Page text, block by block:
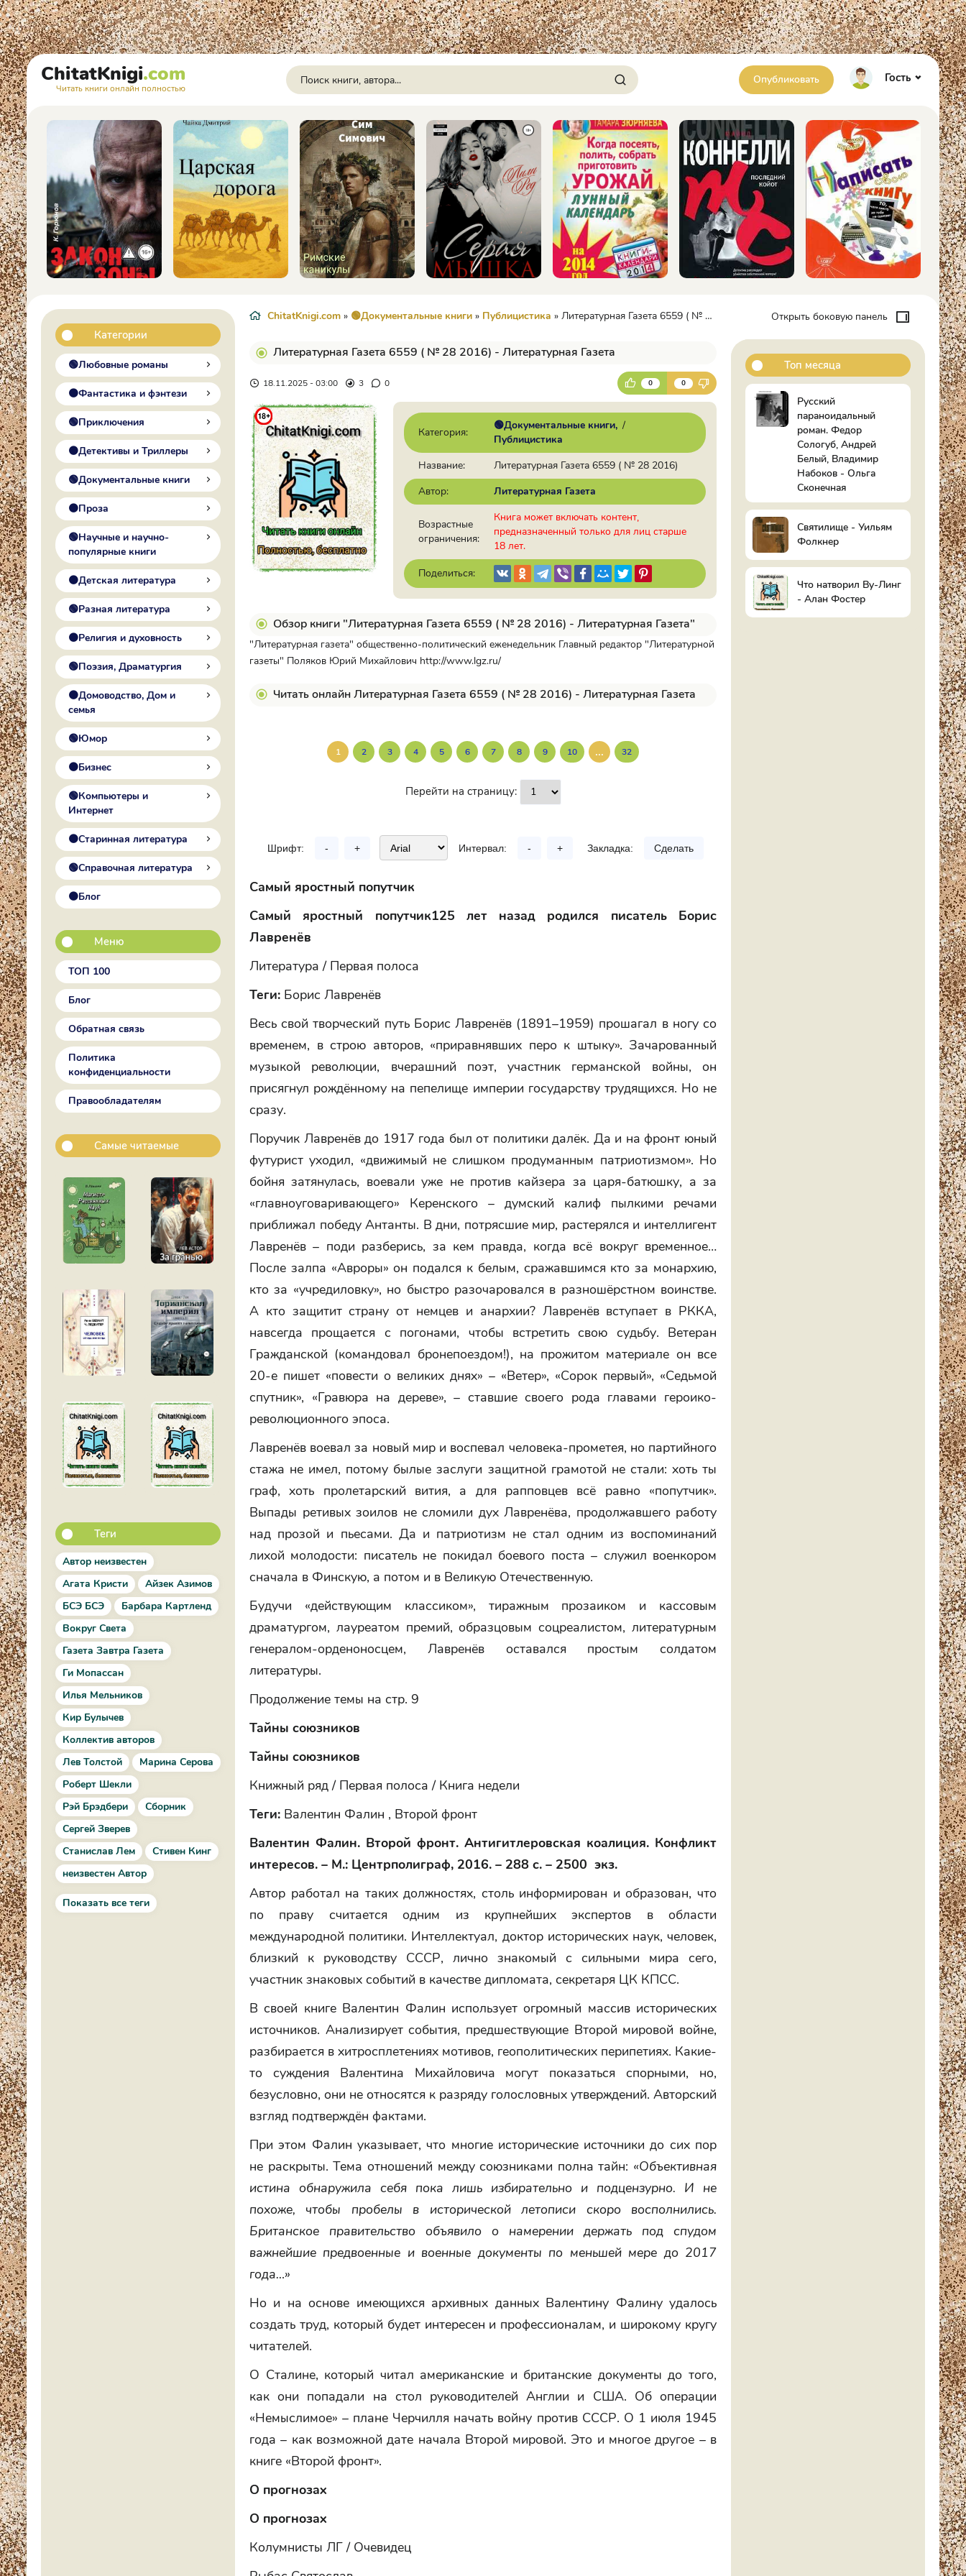
ChitatKnigi.com
Читать книги онлайн полностью
Опубликовать Гость
Категории
🟢Любовные романы
🟠Фантастика и фэнтези
🟢Приключения
🟠Детективы и Триллеры
🟢Документальные книги
🟠Проза
🟢Научные и научно-
популярные книги
🟠Детская литература
🟢Разная литература
🟠Религия и духовность
🟢Поэзия, Драматургия
🟠Домоводство, Дом и
семья
🟢Юмор
🟠Бизнес
🟢Компьютеры и
Интернет
🟠Старинная литература
🟢Справочная литература
🟠Блог
Меню
ТОП 100
Блог
Обратная связь
Политика
конфиденциальности
Правообладателям
Самые читаемые
Теги
Автор неизвестен
Агата Кристи
Айзек Азимов
БСЭ БСЭ
Барбара Картленд
Вокруг Света
Газета Завтра Газета
Ги Мопассан
Илья Мельников
Кир Булычев
Коллектив авторов
Лев Толстой
Марина Серова
Роберт Шекли
Рэй Брэдбери
Сборник
Сергей Зверев
Станислав Лем
Стивен Кинг
неизвестен Автор
Показать все теги
ChitatKnigi.com » 🟢Документальные книги » Публицистика » Литературная Газета 6559 ( № 28 2016) - Литературная Газета
Литературная Газета 6559 ( № 28 2016) - Литературная Газета
18.11.2025 - 03:00 3 0 0 0
Категория:
🟢Документальные книги /
Публицистика
Название:
Литературная Газета 6559 ( № 28 2016)
Автор:
Литературная Газета
Возрастные
ограничения:
Книга может включать контент,
предназначенный только для лиц старше
18 лет.
Поделиться:
Обзор книги "Литературная Газета 6559 ( № 28 2016) - Литературная Газета"
"Литературная газета" общественно-политический еженедельник Главный редактор "Литературной
газеты" Поляков Юрий Михайлович http://www.lgz.ru/
Читать онлайн Литературная Газета 6559 ( № 28 2016) - Литературная Газета
1 2 3 4 5 6 7 8 9 10 ... 32
Перейти на страницу:
Шрифт: - + Интервал: - + Закладка: Сделать
Cамый яростный попутчик
Cамый яростный попутчик125 лет назад родился писатель Борис
Лавренёв
Литература / Первая полоса
Теги: Борис Лавренёв
Весь свой творческий путь Борис Лавренёв (1891–1959) прошагал в ногу со
временем, в строю авторов, «приравнявших перо к штыку». Зачарованный
музыкой революции, вчерашний поэт, участник германской войны, он
присягнул рождённому на пепелище империи государству трудящихся. Но не
сразу.
Поручик Лавренёв до 1917 года был от политики далёк. Да и на фронт юный
футурист уходил, «движимый не слишком продуманным патриотизмом». Но
бойня затянулась, воевали уже не против кайзера за царя-батюшку, а за
«главноуговаривающего» Керенского – думский калиф пылкими речами
приближал победу Антанты. В дни, потрясшие мир, растерялся и интеллигент
Лавренёв – поди разберись, за кем правда, когда всё вокруг временное…
После залпа «Авроры» он подался к белым, сражавшимся кто за монархию,
кто за «учредиловку», но быстро разочаровался в разношёрстном воинстве.
А кто защитит страну от немцев и анархии? Лавренёв вступает в РККА,
навсегда прощается с погонами, чтобы встретить свою судьбу. Ветеран
Гражданской (командовал бронепоездом!), на прожитом мате­риале он все
20-е пишет «повести о великих днях» – «Ветер», «Сорок первый», «Седьмой
спутник», «Гравюра на дереве», – ставшие своего рода главами героико-
революционного эпоса.
Лавренёв воевал за новый мир и воспевал человека-прометея, но партийного
стажа не имел, потому былые заслуги защитной грамотой не стали: хоть ты
граф, хоть пролетарский вития, а для рапповцев всё равно «попутчик».
Выпады ретивых зоилов не сломили дух Лавренёва, продолжавшего работу
над прозой и пьесами. Да и патриотизм не стал одним из воспоминаний
лихой молодости: писатель не покидал боевого поста – служил военкором
сначала в Финскую, а потом и в Великую Отечественную.
Будучи «действующим классиком», тиражным прозаиком и кассовым
драматургом, лауреатом премий, образцовым соцреалистом, литературным
генералом-орденоносцем, Лавренёв оставался простым солдатом
литературы.
Продолжение темы на стр. 9
Тайны союзников
Тайны союзников
Книжный ряд / Первая полоса / Книга недели
Теги: Валентин Фалин , Второй фронт
Валентин Фалин. Второй фронт. Антигитлеровская коалиция. Конфликт
интересов. – М.: Центрполиграф, 2016. – 288 с. – 2500 экз.
Автор работал на таких должностях, столь информирован и образован, что
по праву считается одним из крупнейших экспертов в области
международной политики. Интеллектуал, доктор исторических наук, человек,
близкий к руководству СССР, лично знакомый с сильными мира сего,
участник знаковых событий в качестве дипломата, секретаря ЦК КПСС.
В своей книге Валентин Фалин использует огромный массив исторических
источников. Анализирует события, предшествующие Второй мировой войне,
разбирается в хитросплетениях мотивов, геополитических перипетиях. Какие-
то суждения Валентина Михайловича могут показаться спорными, но,
безусловно, они не относятся к разряду голословных утверждений. Авторский
взгляд подтверждён фактами.
При этом Фалин указывает, что многие исторические источники до сих пор
не раскрыты. Тема отношений между союзниками полна тайн: «Объективная
истина обнаружила себя пока лишь избирательно и подцензурно. И не
похоже, чтобы пробелы в исторической летописи скоро восполнились.
Британское правительство объявило о намерении держать под спудом
важнейшие предвоенные и военные документы по меньшей мере до 2017
года…»
Но и на основе имеющихся архивных данных Валентину Фалину удалось
создать труд, который будет интересен и профессионалам, и широкому кругу
читателей.
О Сталине, который читал американские и британские документы до того,
как они попадали на стол руководителей Англии и США. Об операции
«Немыслимое» – плане Черчилля начать войну против СССР. О 1 июля 1945
года – как возможной дате начала Второй мировой. Это и многое другое – в
книге «Второй фронт».
О прогнозах
О прогнозах
Колумнисты ЛГ / Очевидец
Открыть боковую панель
Топ месяца
Русский
параноидальный
роман. Федор
Сологуб, Андрей
Белый, Владимир
Набоков - Ольга
Сконечная
Святилище - Уильям
Фолкнер
Что натворил Ву-Линг
- Алан Фостер